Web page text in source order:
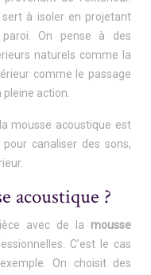
à isoler en projetant
On pense à des
naturels comme la
comme le passage
action.
mousse acoustique est
canaliser des sons,
acoustique ?
avec de la mousse
C’est le cas
On choisit des